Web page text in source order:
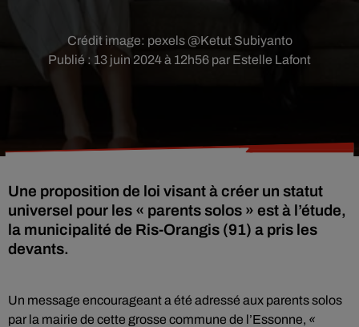
Publié : 13 juin 2024 à 12h56 par Estelle Lafont
Crédit image: pexels @Ketut Subiyanto
Une proposition de loi visant à créer un statut
universel pour les « parents solos » est à l’étude,
la municipalité de Ris-Orangis (91) a pris les
devants.
Un message encourageant a été adressé aux parents solos
par la mairie de cette grosse commune de l’Essonne, «